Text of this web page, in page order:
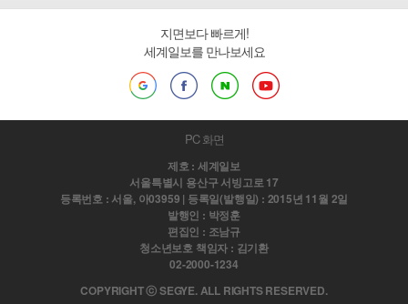
지면보다 빠르게!
세계일보를 만나보세요
PC 화면
제호 : 세계일보
서울특별시 용산구 서빙고로 17
등록번호 : 서울, 아03959 | 등록일(발행일) : 2015년 11월 2일
발행인 : 박정훈
편집인 : 조남규
청소년보호 책임자 : 김기환
02-2000-1234
COPYRIGHT ⓒ SEGYE. ALL RIGHTS RESERVED.